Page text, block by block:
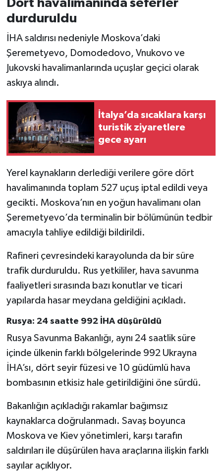
Dört havalimanında seferler
durduruldu
İHA saldırısı nedeniyle Moskova’daki
Şeremetyevo, Domodedovo, Vnukovo ve
Jukovski havalimanlarında uçuşlar geçici olarak
askıya alındı.
İtalya’da sıcaklara karşı
turistik ziyaretlere
gece ayarı
Yerel kaynakların derlediği verilere göre dört
havalimanında toplam 527 uçuş iptal edildi veya
gecikti. Moskova’nın en yoğun havalimanı olan
Şeremetyevo’da terminalin bir bölümünün tedbir
amacıyla tahliye edildiği bildirildi.
Rafineri çevresindeki karayolunda da bir süre
trafik durduruldu. Rus yetkililer, hava savunma
faaliyetleri sırasında bazı konutlar ve ticari
yapılarda hasar meydana geldiğini açıkladı.
Rusya: 24 saatte 992 İHA düşürüldü
Rusya Savunma Bakanlığı, aynı 24 saatlik süre
içinde ülkenin farklı bölgelerinde 992 Ukrayna
İHA’sı, dört seyir füzesi ve 10 güdümlü hava
bombasının etkisiz hale getirildiğini öne sürdü.
Bakanlığın açıkladığı rakamlar bağımsız
kaynaklarca doğrulanmadı. Savaş boyunca
Moskova ve Kiev yönetimleri, karşı tarafın
saldırıları ile düşürülen hava araçlarına ilişkin farklı
sayılar açıklıyor.